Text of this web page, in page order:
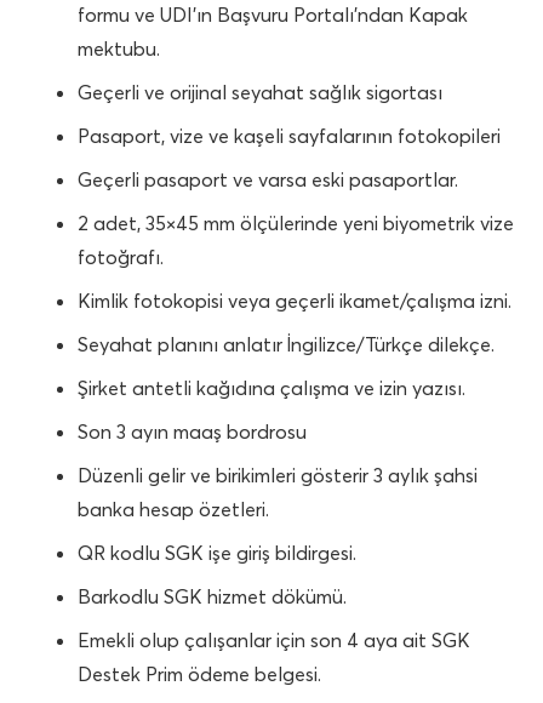
formu ve UDI’ın Başvuru Portalı’ndan Kapak
mektubu.
Geçerli ve orijinal seyahat sağlık sigortası
Pasaport, vize ve kaşeli sayfalarının fotokopileri
Geçerli pasaport ve varsa eski pasaportlar.
2 adet, 35×45 mm ölçülerinde yeni biyometrik vize
fotoğrafı.
Kimlik fotokopisi veya geçerli ikamet/çalışma izni.
Seyahat planını anlatır İngilizce/Türkçe dilekçe.
Şirket antetli kağıdına çalışma ve izin yazısı.
Son 3 ayın maaş bordrosu
Düzenli gelir ve birikimleri gösterir 3 aylık şahsi
banka hesap özetleri.
QR kodlu SGK işe giriş bildirgesi.
Barkodlu SGK hizmet dökümü.
Emekli olup çalışanlar için son 4 aya ait SGK
Destek Prim ödeme belgesi.